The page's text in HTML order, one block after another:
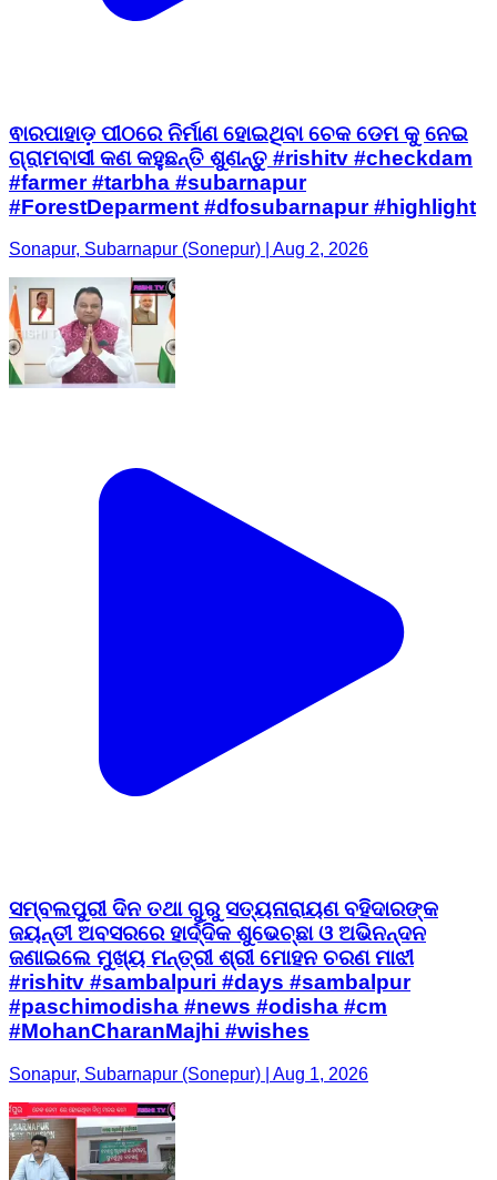
ଵାରପାହାଡ଼ ପୀଠରେ ନିର୍ମାଣ ହୋଇଥିବା ଚେକ ଡେମ କୁ ନେଇ
ଗ୍ରାମବାସୀ କଣ କହୁଛନ୍ତି ଶୁଣନ୍ତୁ #rishitv #checkdam
#farmer #tarbha #subarnapur
#ForestDeparment #dfosubarnapur #highlight
Sonapur, Subarnapur (Sonepur) | Aug 2, 2026
ସମ୍ବଲପୁରୀ ଦିନ ତଥା ଗୁରୁ ସତ୍ୟନାରାୟଣ ବହିଦାରଙ୍କ
ଜୟନ୍ତୀ ଅବସରରେ ହାର୍ଦ୍ଦିକ ଶୁଭେଚ୍ଛା ଓ ଅଭିନନ୍ଦନ
ଜଣାଇଲେ ମୁଖ୍ୟ ମନ୍ତ୍ରୀ ଶ୍ରୀ ମୋହନ ଚରଣ ମାଝୀ
#rishitv #sambalpuri #days #sambalpur
#paschimodisha #news #odisha #cm
#MohanCharanMajhi #wishes
Sonapur, Subarnapur (Sonepur) | Aug 1, 2026